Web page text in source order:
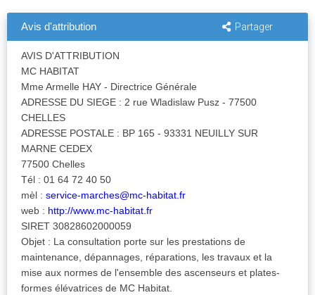
Avis d'attribution Partager
AVIS D'ATTRIBUTION
MC HABITAT
Mme Armelle HAY - Directrice Générale
ADRESSE DU SIEGE : 2 rue Wladislaw Pusz - 77500
CHELLES
ADRESSE POSTALE : BP 165 - 93331 NEUILLY SUR
MARNE CEDEX
77500 Chelles
Tél : 01 64 72 40 50
mèl : service-marches@mc-habitat.fr
web : http://www.mc-habitat.fr
SIRET 30828602000059
Objet : La consultation porte sur les prestations de
maintenance, dépannages, réparations, les travaux et la
mise aux normes de l'ensemble des ascenseurs et plates-
formes élévatrices de MC Habitat.